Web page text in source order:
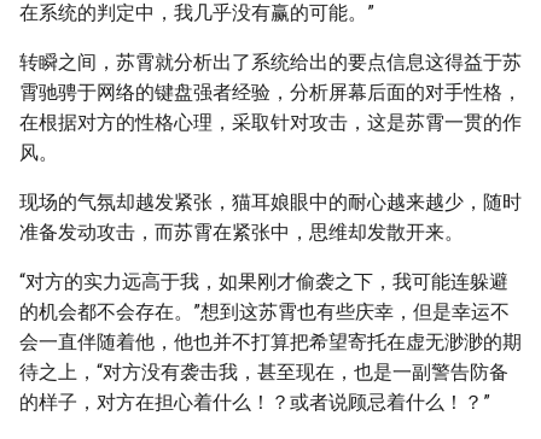
在系统的判定中，我几乎没有赢的可能。”
转瞬之间，苏霄就分析出了系统给出的要点信息这得益于苏
霄驰骋于网络的键盘强者经验，分析屏幕后面的对手性格，
在根据对方的性格心理，采取针对攻击，这是苏霄一贯的作
风。
现场的气氛却越发紧张，猫耳娘眼中的耐心越来越少，随时
准备发动攻击，而苏霄在紧张中，思维却发散开来。
“对方的实力远高于我，如果刚才偷袭之下，我可能连躲避
的机会都不会存在。”想到这苏霄也有些庆幸，但是幸运不
会一直伴随着他，他也并不打算把希望寄托在虚无渺渺的期
待之上，“对方没有袭击我，甚至现在，也是一副警告防备
的样子，对方在担心着什么！？或者说顾忌着什么！？”